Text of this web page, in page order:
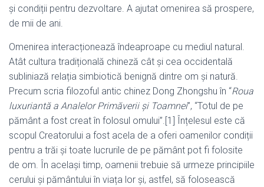
și condiții pentru dezvoltare. A ajutat omenirea să prospere,
de mii de ani.
Omenirea interacționează îndeaproape cu mediul natural.
Atât cultura tradițională chineză cât și cea occidentală
subliniază relația simbiotică benignă dintre om și natură.
Precum scria filozoful antic chinez Dong Zhongshu în “Roua
luxuriantă a Analelor Primăverii și Toamnei”, “Totul de pe
pământ a fost creat în folosul omului”.[1] Înțelesul este că
scopul Creatorului a fost acela de a oferi oamenilor condiții
pentru a trăi și toate lucrurile de pe pământ pot fi folosite
de om. În același timp, oamenii trebuie să urmeze principiile
cerului și pământului în viața lor și, astfel, să folosească